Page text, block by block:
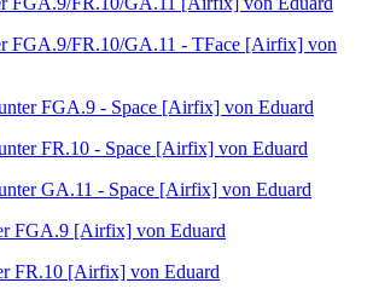
FGA.9/FR.10/GA.11 - TFace [Airfix] von
FGA.9 - Space [Airfix] von Eduard
FR.10 - Space [Airfix] von Eduard
GA.11 - Space [Airfix] von Eduard
FGA.9 [Airfix] von Eduard
FR.10 [Airfix] von Eduard